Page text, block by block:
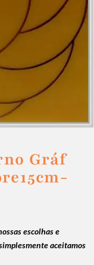
Gráf
escolhas e
aceitamos